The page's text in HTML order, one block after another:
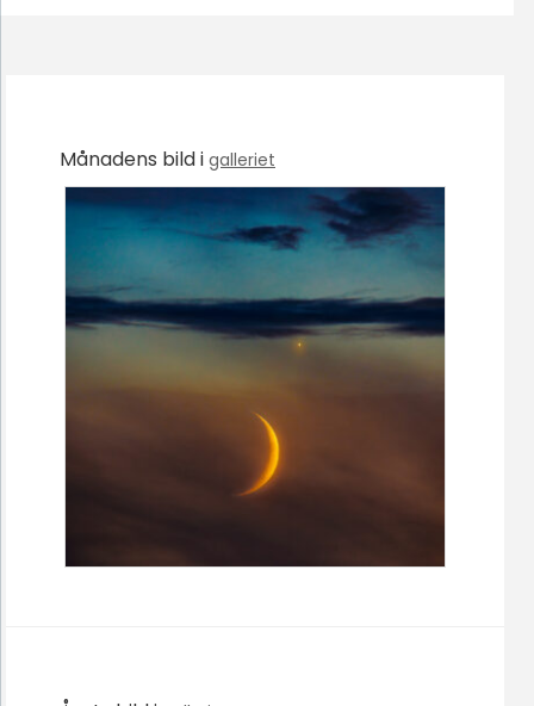
Månadens bild i galleriet